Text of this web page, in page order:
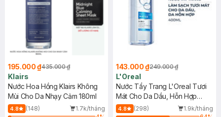
195.000 ₫435.000 ₫
Klairs
Nước Hoa Hồng Klairs Không
Mùi Cho Da Nhạy Cảm 180ml
4.8 (148)
1.7k/tháng
143.000 ₫249.000 ₫
L'Oreal
Nước Tẩy Trang L'Oreal Tươi
Mát Cho Da Dầu, Hỗn Hợp
400ml
4.8 (298)
1.9k/tháng